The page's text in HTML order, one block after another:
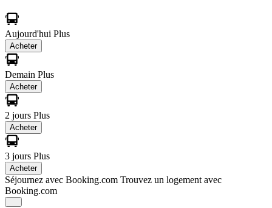
Aujourd'hui Plus
Acheter
Demain Plus
Acheter
2 jours Plus
Acheter
3 jours Plus
Acheter
Séjournez avec Booking.com Trouvez un logement avec
Booking.com